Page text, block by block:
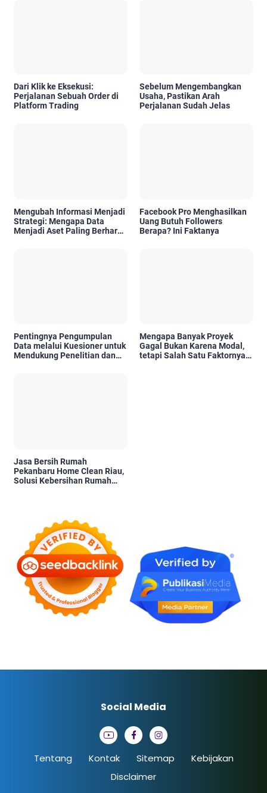
Dari Klik ke Eksekusi:
Perjalanan Sebuah Order di
Platform Trading
Sebelum Mengembangkan
Usaha, Pastikan Arah
Perjalanan Sudah Jelas
Mengubah Informasi Menjadi
Strategi: Mengapa Data
Menjadi Aset Paling Berharga
Facebook Pro Menghasilkan
Uang Butuh Followers
Berapa? Ini Faktanya
Pentingnya Pengumpulan
Data melalui Kuesioner untuk
Mendukung Penelitian dan
Mengapa Banyak Proyek
Gagal Bukan Karena Modal,
tetapi Salah Satu Faktornya
Jasa Bersih Rumah
Pekanbaru Home Clean Riau,
Solusi Kebersihan Rumah
Tentang Kontak Sitemap
Kebijakan
Disclaimer
Social Media